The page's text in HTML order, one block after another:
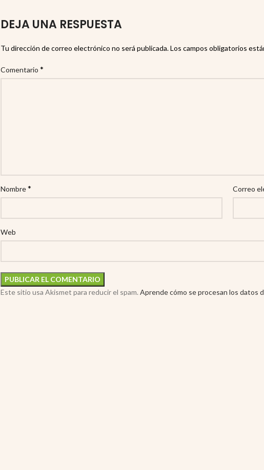
DEJA UNA RESPUESTA
Tu dirección de correo electrónico no será publicada. Los campos obligatorios
Comentario *
Nombre* Correo
Web
Este sitio usa Akismet para reducir el spam. Aprende cómo se procesan los datos